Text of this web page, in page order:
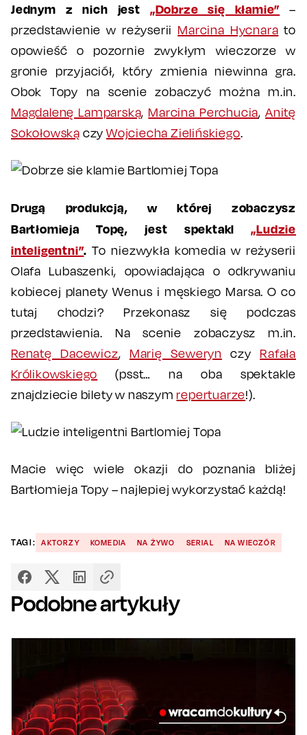
Jednym z nich jest „Dobrze się kłamie” –
przedstawienie w reżyserii Marcina Hycnara to
opowieść o pozornie zwykłym wieczorze w
gronie przyjaciół, który zmienia niewinna gra.
Obok Topy na scenie zobaczyć można m.in.
Magdalenę Lamparską, Marcina Perchucia, Anitę
Sokołowską czyWojciecha Zielińskiego.
Drugą produkcją, w której zobaczysz
Bartłomieja Topę, jest spektakl„Ludzie
inteligentni”. To niezwykła komedia w reżyserii
Olafa Lubaszenki, opowiadająca o odkrywaniu
kobiecej planety Wenus i męskiego Marsa. O co
tutaj chodzi? Przekonasz się podczas
przedstawienia. Na scenie zobaczysz m.in.
Renatę Dacewicz, Marię Seweryn czy Rafała
Królikowskiego (psst… na oba spektakle
znajdziecie bilety w naszym repertuarze!).
Macie więc wiele okazji do poznania bliżej
Bartłomieja Topy – najlepiej wykorzystać każdą!
TAGI: AKTORZY KOMEDIA NA ŻYWO SERIAL NA WIECZÓR
Podobne artykuły